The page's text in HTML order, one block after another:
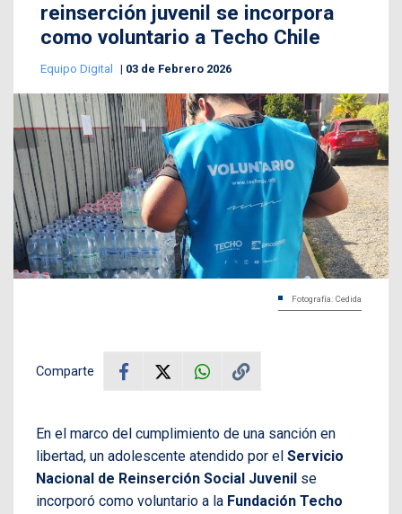
reinserción juvenil se incorpora
como voluntario a Techo Chile
Equipo Digital 03 de Febrero 2026
Fotografía: Cedida
Comparte
En el marco del cumplimiento de una sanción en
libertad, un adolescente atendido por el Servicio
Nacional de Reinserción Social Juvenil se
incorporó como voluntario a la Fundación Techo